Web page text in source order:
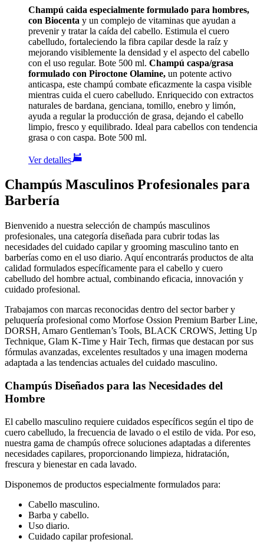
Champú caida especialmente formulado para hombres,
con Biocenta y un complejo de vitaminas que ayudan a
prevenir y tratar la caída del cabello. Estimula el cuero
cabelludo, fortaleciendo la fibra capilar desde la raíz y
mejorando visiblemente la densidad y el aspecto del cabello
con el uso regular. Bote 500 ml. Champú caspa/grasa
formulado con Piroctone Olamine, un potente activo
anticaspa, este champú combate eficazmente la caspa visible
mientras cuida el cuero cabelludo. Enriquecido con extractos
naturales de bardana, genciana, tomillo, enebro y limón,
ayuda a regular la producción de grasa, dejando el cabello
limpio, fresco y equilibrado. Ideal para cabellos con tendencia
grasa o con caspa. Bote 500 ml.
Ver detalles
Champús Masculinos Profesionales para
Barbería
Bienvenido a nuestra selección de champús masculinos
profesionales, una categoría diseñada para cubrir todas las
necesidades del cuidado capilar y grooming masculino tanto en
barberías como en el uso diario. Aquí encontrarás productos de alta
calidad formulados específicamente para el cabello y cuero
cabelludo del hombre actual, combinando eficacia, innovación y
cuidado profesional.
Trabajamos con marcas reconocidas dentro del sector barber y
peluquería profesional como Morfose Ossion Premium Barber Line,
DORSH, Amaro Gentleman’s Tools, BLACK CROWS, Jetting Up
Technique, Glam K-Time y Hair Tech, firmas que destacan por sus
fórmulas avanzadas, excelentes resultados y una imagen moderna
adaptada a las tendencias actuales del cuidado masculino.
Champús Diseñados para las Necesidades del
Hombre
El cabello masculino requiere cuidados específicos según el tipo de
cuero cabelludo, la frecuencia de lavado o el estilo de vida. Por eso,
nuestra gama de champús ofrece soluciones adaptadas a diferentes
necesidades capilares, proporcionando limpieza, hidratación,
frescura y bienestar en cada lavado.
Disponemos de productos especialmente formulados para:
Cabello masculino.
Barba y cabello.
Uso diario.
Cuidado capilar profesional.